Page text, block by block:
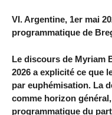
VI. Argentine, 1er mai
programmatique de
Le discours de Myriam
2026 a explicité ce que
par euphémisation. La
comme horizon
programmatique du